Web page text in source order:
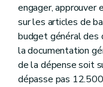
engager,
sur les articles de
budget général des
la documentation
de la dépense soit
dépasse pas